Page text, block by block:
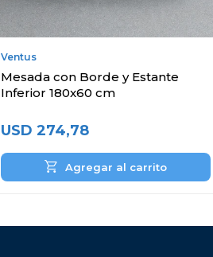
Ventus
Mesada con Borde y Estante
Inferior 180x60 cm
USD 274,78